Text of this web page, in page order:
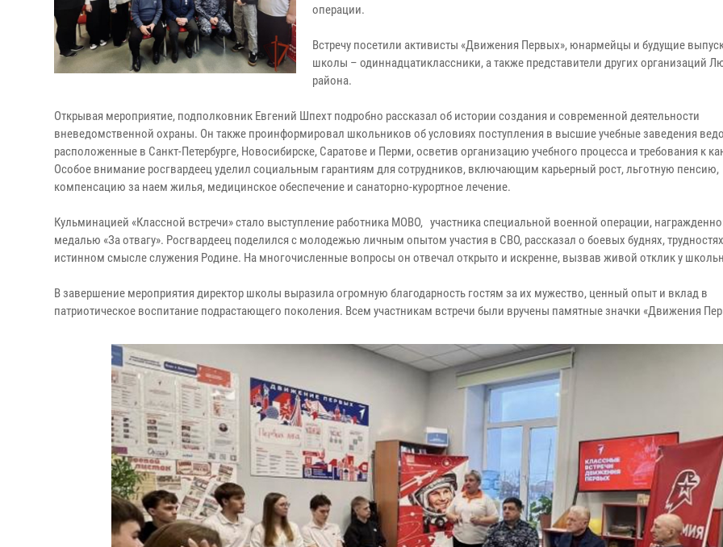
операции.
Встречу посетили активисты «Движения Первых», юнармейцы и будущие
школы – одиннадцатиклассники, а также представители других организаций
района.
Открывая мероприятие, подполковник Евгений Шпехт подробно рассказал об истории создания и современной деятельности
вневедомственной охраны. Он также проинформировал школьников об условиях поступления в высшие учебные заведения
расположенные в Санкт-Петербурге, Новосибирске, Саратове и Перми, осветив организацию учебного процесса и требования к
Особое внимание росгвардеец уделил социальным гарантиям для сотрудников, включающим карьерный рост, льготную пенсию,
компенсацию за наем жилья, медицинское обеспечение и санаторно-курортное лечение.
Кульминацией «Классной встречи» стало выступление работника МОВО, участника специальной военной операции,
медалью «За отвагу». Росгвардеец поделился с молодежью личным опытом участия в СВО, рассказал о боевых буднях,
истинном смысле служения Родине. На многочисленные вопросы он отвечал открыто и искренне, вызвав живой отклик у
В завершение мероприятия директор школы выразила огромную благодарность гостям за их мужество, ценный опыт и вклад в
патриотическое воспитание подрастающего поколения. Всем участникам встречи были вручены памятные значки «Движения